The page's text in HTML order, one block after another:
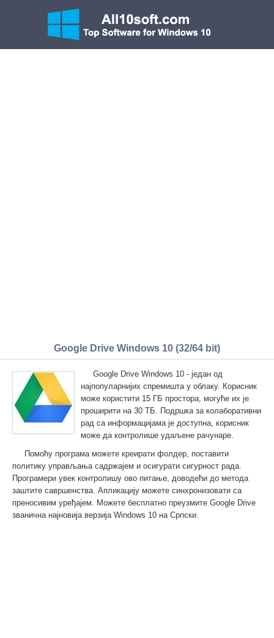
Google Drive Windows 10 (32/64 bit)
Google Drive Windows 10 - један од
најпопуларнијих спремишта у облаку. Корисник
може користити 15 ГБ простора, могуће их је
проширити на 30 ТБ. Подршка за колаборативни
рад са информацијама је доступна, корисник
може да контролише удаљене рачунаре.
Помоћу програма можете креирати фолдер, поставити
политику управљања садржајем и осигурати сигурност рада.
Програмери увек контролишу ово питање, доводећи до метода
заштите савршенства. Апликацију можете синхронизовати са
преносивим уређајем. Можете бесплатно преузмите Google Drive
званична најновија верзија Windows 10 на Српски.